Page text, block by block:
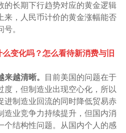
的长期下行趋势对应的黄金逻辑
来，人民币计价的黄金涨幅能否
。
变化吗？怎么看待新消费与旧
越清晰。
目前美国的问题在于
度，但制造业出现空心化，所以
进制造业回流的同时降低贸易赤
造业竞争力持续提升，但国内消
个结构性问题。从国内个人的感